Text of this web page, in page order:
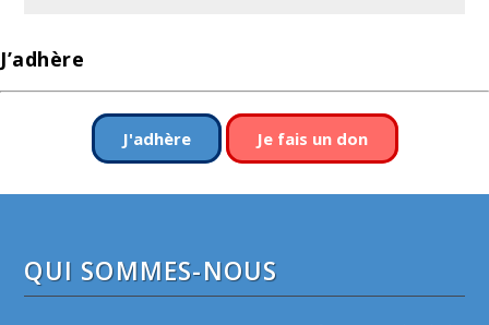
J’adhère
J'adhère Je fais un don
QUI SOMMES-NOUS